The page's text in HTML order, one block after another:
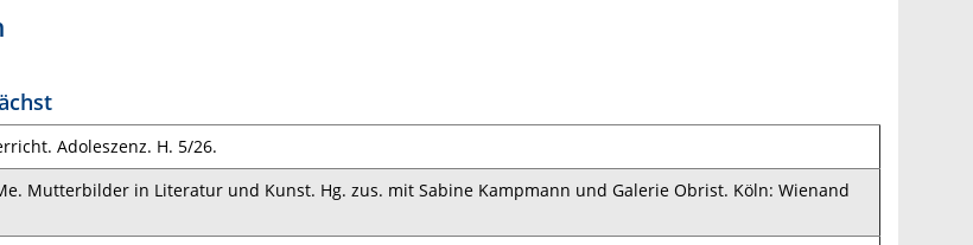
Adoleszenz. H. 5/26.
Mutterbilder in Literatur und Kunst. Hg. zus. mit Sabine Kampmann und Galerie Obrist. Köln: Wienand